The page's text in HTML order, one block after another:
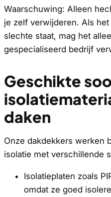
Waarschuwing: Alleen
je zelf verwijderen. Als
slechte staat, mag het
gespecialiseerd bedrijf
Geschikte
daken
Onze dakdekkers werken
isolatie met verschillende
Isolatieplaten zoals
omdat ze goed